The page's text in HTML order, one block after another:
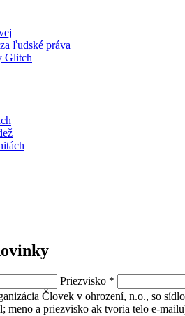
ľudské práva
Glitch
Priezvisko *
Človek v ohrození, n.o., so
meno a priezvisko ak tvoria telo e-